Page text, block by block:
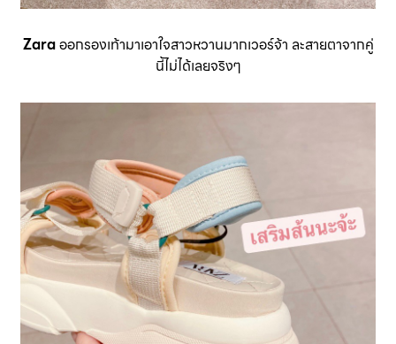
Zaraออกรองเท้ามาเอาใจสาวหวานมากเวอร์จ้า ละสายตาจากคู่
นี้ไม่ได้เลยจริงๆ